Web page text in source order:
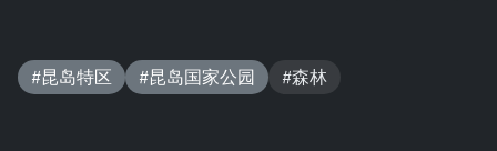
#昆岛特区 #昆岛国家公园 #森林